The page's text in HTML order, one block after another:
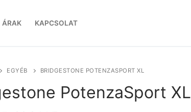
ÁRAK KAPCSOLAT
EGYÉB BRIDGESTONE POTENZASPORT XL
PotenzaSport XL